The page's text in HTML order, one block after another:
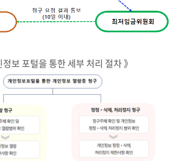
정보 포털을 통한 세부 처리 절차 》